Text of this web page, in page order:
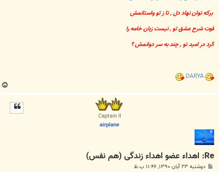
برکه توان نهاد دل , تا ز تو واستانمش
قوت شرح عشق تو , نیست زبان خامه را
گرد در امید تو , چند به سر دوانمش ؟
DARYA
ب
ا
Captain II
airplane
Re: اهداء عضو اهداء زندگی (هم نفس)
پ دوشنبه ۲۳ آبان ۱۳۹۰, ۱۱:۴۶ ب.ظ